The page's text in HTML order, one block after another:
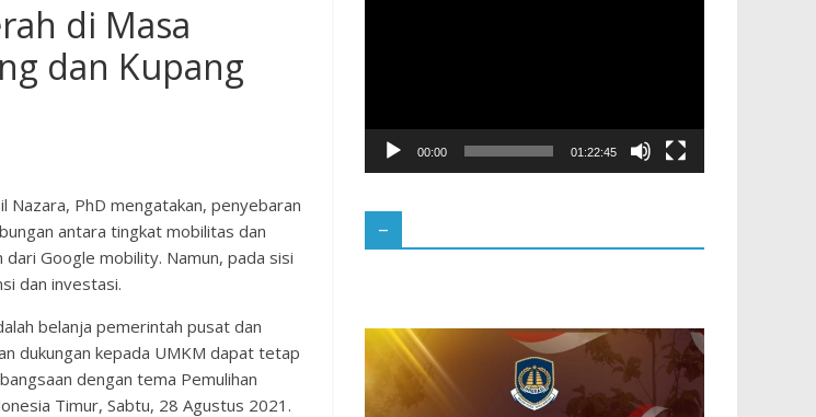
di Masa
dan Kupang
Nazara, PhD mengatakan, penyebaran
antara tingkat mobilitas dan
Google mobility. Namun, pada sisi
dan investasi.
belanja pemerintah pusat dan
dukungan kepada UMKM dapat tetap
dengan tema Pemulihan
Timur, Sabtu, 28 Agustus 2021.
00:00 01:22:45
–